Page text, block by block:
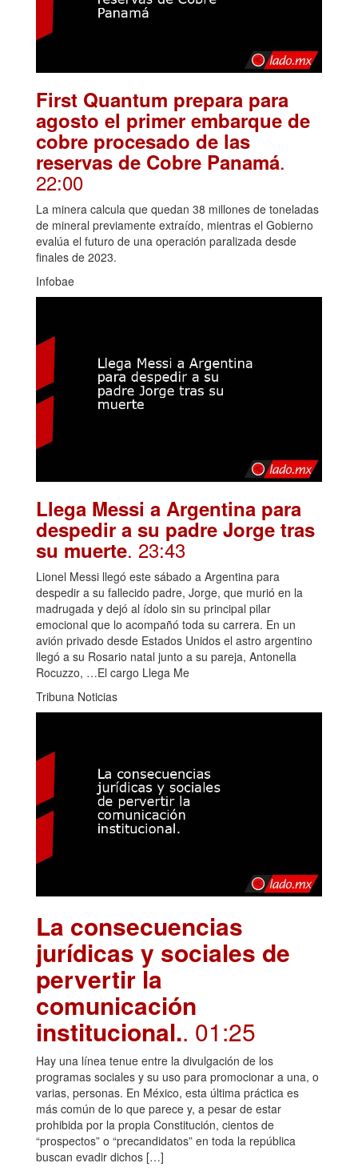
First Quantum prepara para
agosto el primer embarque de
cobre procesado de las
reservas de Cobre Panamá.
22:00
La minera calcula que quedan 38 millones de toneladas
de mineral previamente extraído, mientras el Gobierno
evalúa el futuro de una operación paralizada desde
finales de 2023.
Infobae
Llega Messi a Argentina para
despedir a su padre Jorge tras
su muerte. 23:43
Lionel Messi llegó este sábado a Argentina para
despedir a su fallecido padre, Jorge, que murió en la
madrugada y dejó al ídolo sin su principal pilar
emocional que lo acompañó toda su carrera. En un
avión privado desde Estados Unidos el astro argentino
llegó a su Rosario natal junto a su pareja, Antonella
Rocuzzo, …El cargo Llega Me
Tribuna Noticias
La consecuencias
jurídicas y sociales de
pervertir la
comunicación
institucional.. 01:25
Hay una línea tenue entre la divulgación de los
programas sociales y su uso para promocionar a una, o
varias, personas. En México, esta última práctica es
más común de lo que parece y, a pesar de estar
prohibida por la propia Constitución, cientos de
“prospectos” o “precandidatos” en toda la república
buscan evadir dichos […]